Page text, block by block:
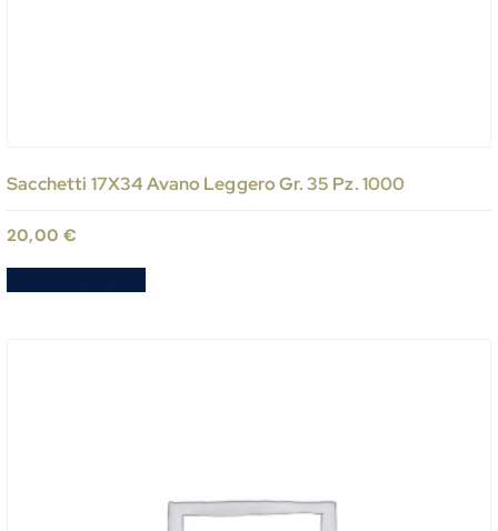
Sacchetti 17X34 Avano Leggero Gr. 35 Pz. 1000
20,00 €